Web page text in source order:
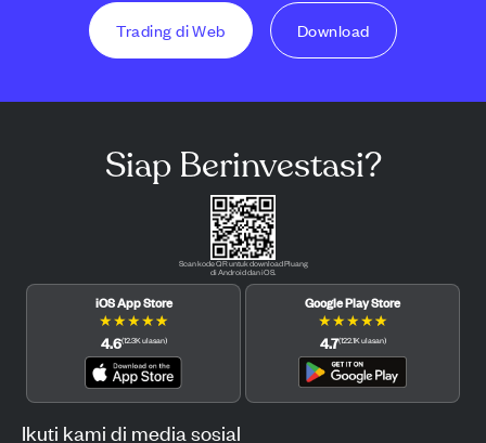
Trading di Web Download
Siap Berinvestasi?
Scan kode QR untuk download Pluang
di Android dan iOS.
iOS App Store
★★★★★
4.6(12.3Kulasan)
Google Play Store
★★★★★
4.7(122.1Kulasan)
Ikuti kami di media sosial